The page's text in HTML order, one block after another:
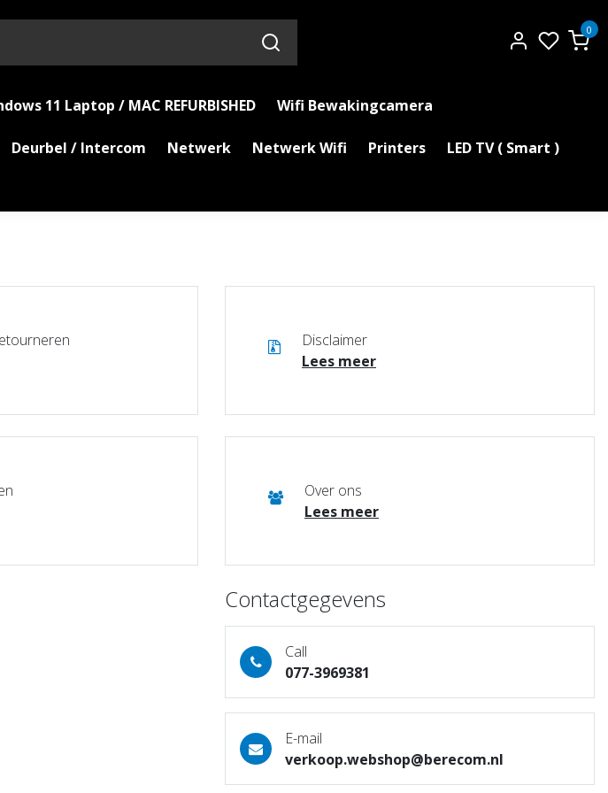
0
11 Laptop / MAC REFURBISHED Wifi Bewakingcamera
Deurbel / Intercom Netwerk Netwerk Wifi Printers LED TV ( Smart )
Disclaimer
Lees meer
Over ons
Lees meer
Contactgegevens
Call
077-3969381
E-mail
verkoop.webshop@berecom.nl